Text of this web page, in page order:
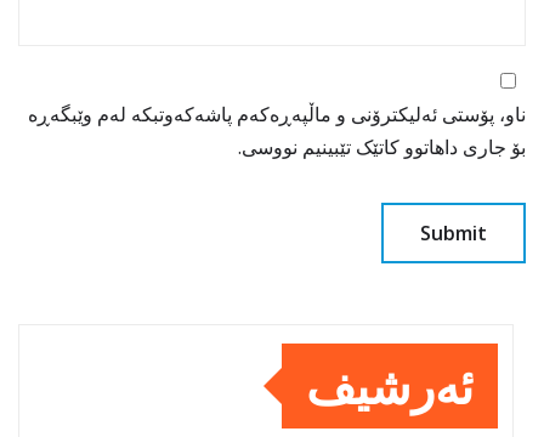
ناو، پۆستی ئەلیکترۆنی و ماڵپەڕەکەم پاشەکەوتبکە لەم وێبگەڕە
بۆ جاری داهاتوو کاتێک تێبینیم نووسی.
ئەرشیف